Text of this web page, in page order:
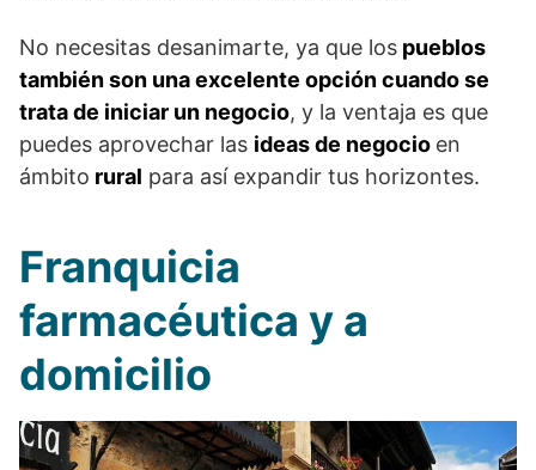
No necesitas desanimarte, ya que los pueblos
también son una excelente opción cuando se
trata de iniciar un negocio, y la ventaja es que
puedes aprovechar las ideas de negocio en
ámbito rural para así expandir tus horizontes.
Franquicia
farmacéutica y a
domicilio